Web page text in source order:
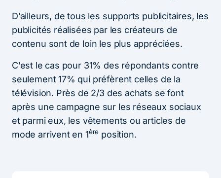
D’ailleurs, de tous les supports publicitaires, les
publicités réalisées par les créateurs de
contenu sont de loin les plus appréciées.
C’est le cas pour 31% des répondants contre
seulement 17% qui préfèrent celles de la
télévision. Près de 2/3 des achats se font
après une campagne sur les réseaux sociaux
et parmi eux, les vêtements ou articles de
mode arrivent en 1ère position.